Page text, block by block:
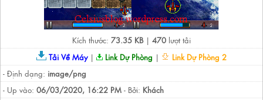
Kích thước: 73.35 KB| 470 lượt tải
Tải Về Máy| Link Dự Phòng |
Link Dự Phòng 2
- Định dạng: image/png
- Up vào: 06/03/2020, 16:22 PM - Bởi: Khách